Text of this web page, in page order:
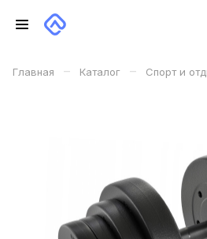
Главная – Каталог – Спорт и